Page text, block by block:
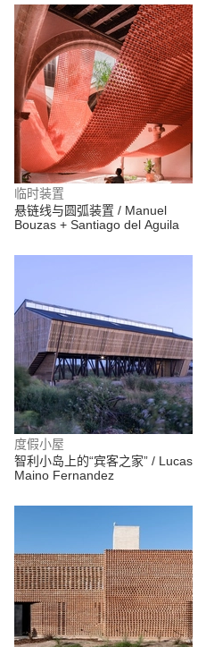
临时装置
悬链线与圆弧装置 / Manuel
Bouzas + Santiago del Aguila
度假小屋
智利小岛上的“宾客之家” / Lucas
Maino Fernandez